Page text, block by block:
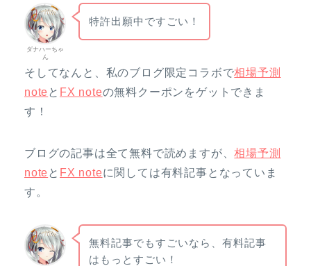
ダナハーちゃ
ん
特許出願中ですごい！
そしてなんと、私のブログ限定コラボで相場予測
note と FX noteの無料クーポンをゲットできま
す！
ブログの記事は全て無料で読めますが、相場予測
note と FX noteに関しては有料記事となっていま
す。
無料記事でもすごいなら、有料記事
はもっとすごい！